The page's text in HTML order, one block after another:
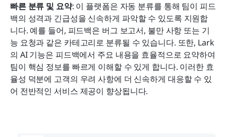
빠른 분류 및 요약: 이 플랫폼은 자동 분류를 통해 팀이 피드
백의 성격과 긴급성을 신속하게 파악할 수 있도록 지원합
니다. 예를 들어, 피드백은 버그 보고서, 불만 사항 또는 기
능 요청과 같은 카테고리로 분류될 수 있습니다. 또한, Lark
의 AI 기능은 피드백에서 주요 내용을 효율적으로 요약하여
팀이 핵심 정보를 빠르게 이해할 수 있게 합니다. 이러한 효
율성 덕분에 고객의 우려 사항에 더 신속하게 대응할 수 있
어 전반적인 서비스 제공이 향상됩니다.